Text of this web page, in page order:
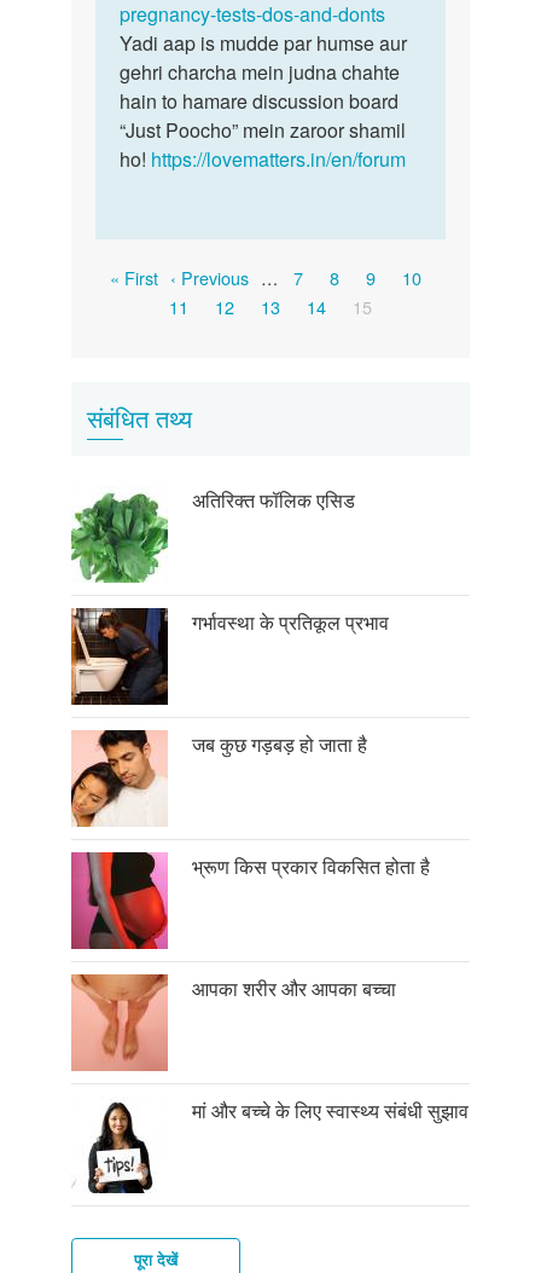
pregnancy-tests-dos-and-donts
Yadi aap is mudde par humse aur
gehri charcha mein judna chahte
hain to hamare discussion board
“Just Poocho” mein zaroor shamil
ho! https://lovematters.in/en/forum
Pagination
First
« First Previous
page
‹ Previous … Page
7 Page
8 Page
9 Page
10
Page
11 Page
12 Page
13 Page
14
Current
15
संबंधित तथ्य
अतिरिक्त फॉलिक एसिड
गर्भावस्था के प्रतिकूल प्रभाव
जब कुछ गड़बड़ हो जाता है
भ्रूण किस प्रकार विकसित होता है
आपका शरीर और आपका बच्चा
मां और बच्चे के लिए स्वास्थ्य संबंधी सुझाव
पूरा देखें